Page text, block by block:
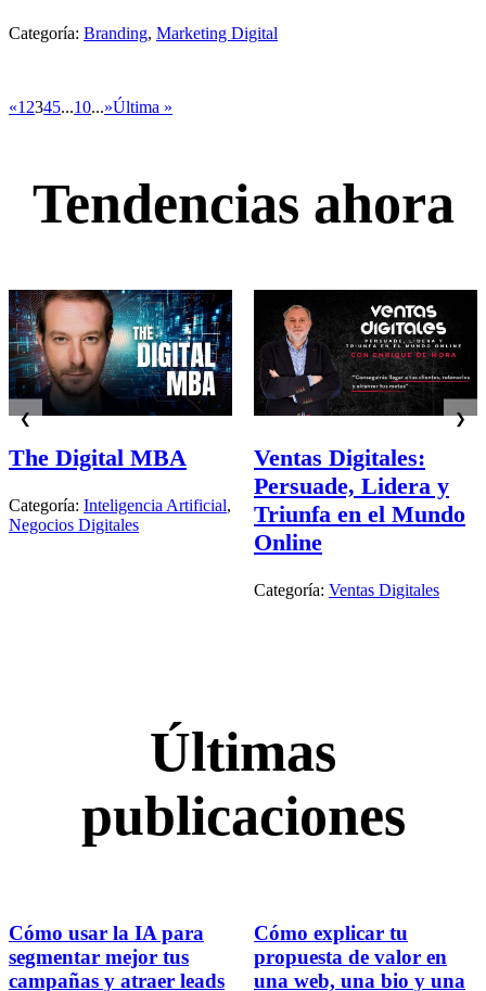
Categoría: Branding, Marketing Digital
«1 2345...10...»Última »
Tendencias ahora
The Digital MBA
Categoría: Inteligencia Artificial,
Negocios Digitales
Ventas Digitales:
Persuade, Lidera y
Triunfa en el Mundo
Online
Categoría: Ventas Digitales
❮ ❯
Últimas
publicaciones
Cómo usar la IA para
segmentar mejor tus
campañas y atraer leads
Cómo explicar tu
propuesta de valor en
una web, una bio y una